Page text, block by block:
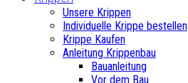
Unsere Krippen
Individuelle Krippe bestellen
Krippe Kaufen
Anleitung Krippenbau
Bauanleitung
Vor dem Bau